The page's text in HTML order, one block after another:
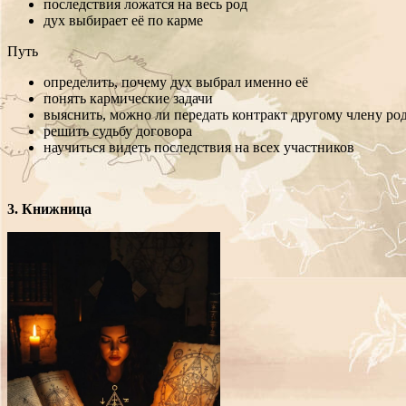
последствия ложатся на весь род
дух выбирает её по карме
Путь
определить, почему дух выбрал именно её
понять кармические задачи
выяснить, можно ли передать контракт другому члену
решить судьбу договора
научиться видеть последствия на всех участников
3. Книжница